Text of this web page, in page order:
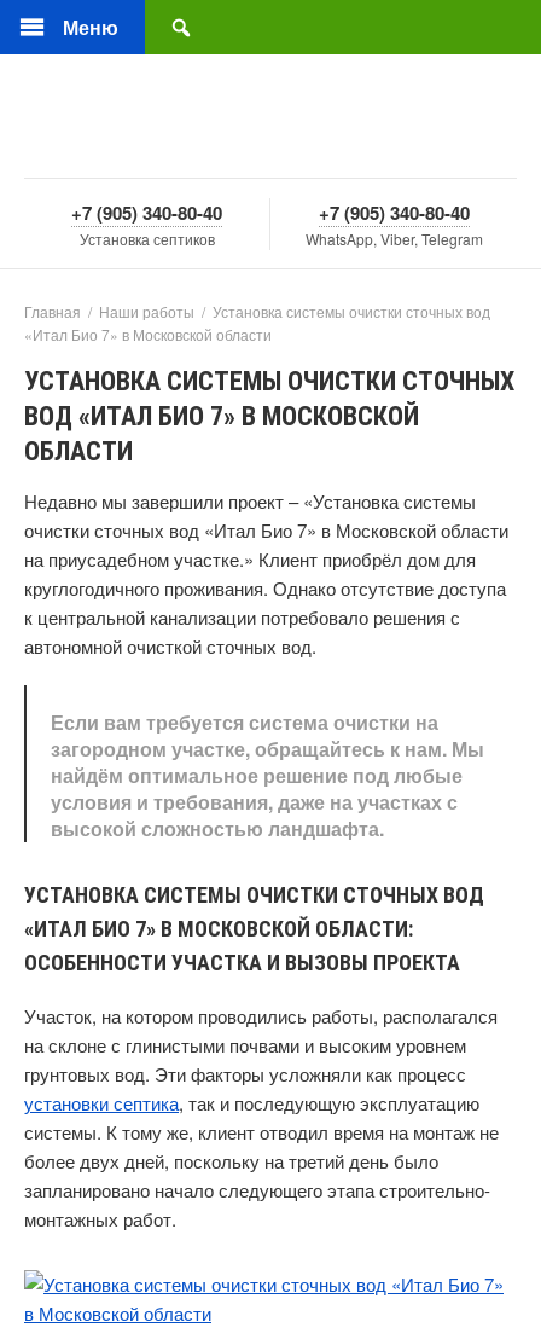
Меню
+7 (905) 340-80-40
Установка септиков
+7 (905) 340-80-40
WhatsApp, Viber, Telegram
Главная / Наши работы / Установка системы очистки сточных вод
«Итал Био 7» в Московской области
УСТАНОВКА СИСТЕМЫ ОЧИСТКИ СТОЧНЫХ
ВОД «ИТАЛ БИО 7» В МОСКОВСКОЙ
ОБЛАСТИ
Недавно мы завершили проект – «Установка системы
очистки сточных вод «Итал Био 7» в Московской области
на приусадебном участке.» Клиент приобрёл дом для
круглогодичного проживания. Однако отсутствие доступа
к центральной канализации потребовало решения с
автономной очисткой сточных вод.
Если вам требуется система очистки на
загородном участке, обращайтесь к нам. Мы
найдём оптимальное решение под любые
условия и требования, даже на участках с
высокой сложностью ландшафта.
УСТАНОВКА СИСТЕМЫ ОЧИСТКИ СТОЧНЫХ ВОД
«ИТАЛ БИО 7» В МОСКОВСКОЙ ОБЛАСТИ:
ОСОБЕННОСТИ УЧАСТКА И ВЫЗОВЫ ПРОЕКТА
Участок, на котором проводились работы, располагался
на склоне с глинистыми почвами и высоким уровнем
грунтовых вод. Эти факторы усложняли как процесс
установки септика, так и последующую эксплуатацию
системы. К тому же, клиент отводил время на монтаж не
более двух дней, поскольку на третий день было
запланировано начало следующего этапа строительно-
монтажных работ.